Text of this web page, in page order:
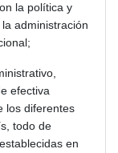
la política y
administración
efectiva
los diferentes
todo de
en